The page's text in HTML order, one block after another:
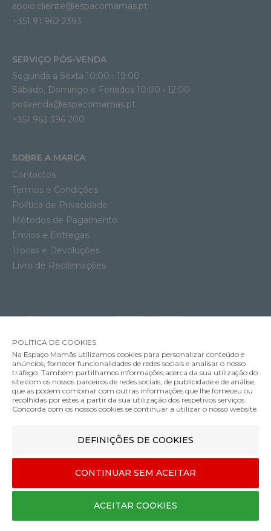
Soutien Amamentação com Aros Anita Fleur
59.95€
Cor
apoio.cliente@espacomamas.pt
+351 91 962 2393
SERVIÇO PÓS-VENDA
Segunda a Sexta 10:00 › 19:00
Sábado, Domingo e Feriados 10:00 › 12:00
posvenda@espacomamas.pt
+351 963 396 200
SOBRE A MARCA
Contactos
Termos e Condições
Política de Privacidade
Métodos de Pagamento
Envios e Entregas
Trocas e Devoluções
Livro de Reclamações
MÉTODOS DE ENVIO
MÉTODOS DE PAGAMENTO
Designed & developed by
©Espaço mamãs. Todos os direitos reservados
POLÍTICA DE COOKIES
Na Espaço Mamãs utilizamos cookies para personalizar conteúdo e
anúncios, fornecer funcionalidades de redes sociais e analisar o nosso
tráfego. Também partilhamos informações acerca da sua utilização do
site com os nossos parceiros de redes sociais, de publicidade e de análise,
que as podem combinar com outras informações que lhe forneceu ou
recolhidas por estes a partir da sua utilização dos respetivos serviços.
Concorda com os nossos cookies se continuar a utilizar o nosso website.
DEFINIÇÕES DE COOKIES
CONTINUAR SEM ACEITAR
ACEITAR COOKIES